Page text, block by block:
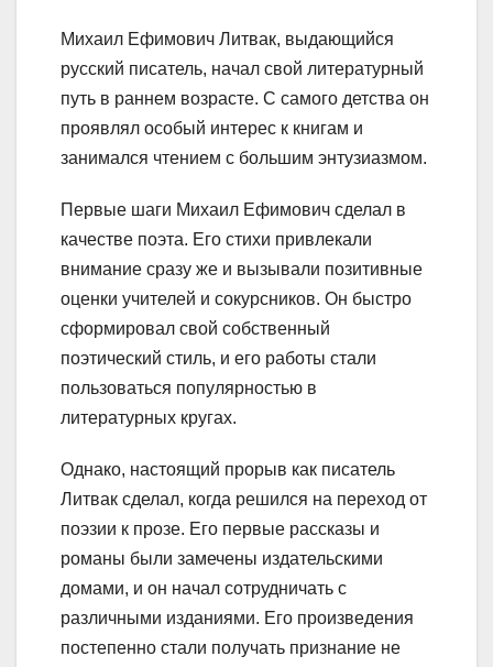
Михаил Ефимович Литвак, выдающийся
русский писатель, начал свой литературный
путь в раннем возрасте. С самого детства он
проявлял особый интерес к книгам и
занимался чтением с большим энтузиазмом.
Первые шаги Михаил Ефимович сделал в
качестве поэта. Его стихи привлекали
внимание сразу же и вызывали позитивные
оценки учителей и сокурсников. Он быстро
сформировал свой собственный
поэтический стиль, и его работы стали
пользоваться популярностью в
литературных кругах.
Однако, настоящий прорыв как писатель
Литвак сделал, когда решился на переход от
поэзии к прозе. Его первые рассказы и
романы были замечены издательскими
домами, и он начал сотрудничать с
различными изданиями. Его произведения
постепенно стали получать признание не